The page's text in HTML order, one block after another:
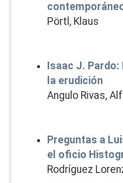
Pörtl, Klaus
Isaac J.
la erudición
Angulo Rivas,
Preguntas a
el oficio
Rodríguez